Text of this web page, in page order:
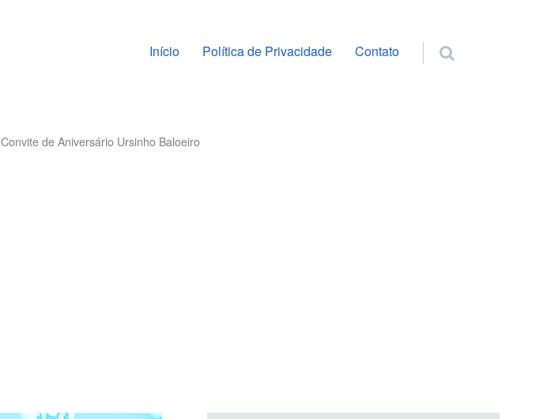
Pular para o conteúdo
Início Política de Privacidade Contato
Convite de Aniversário Ursinho Baloeiro